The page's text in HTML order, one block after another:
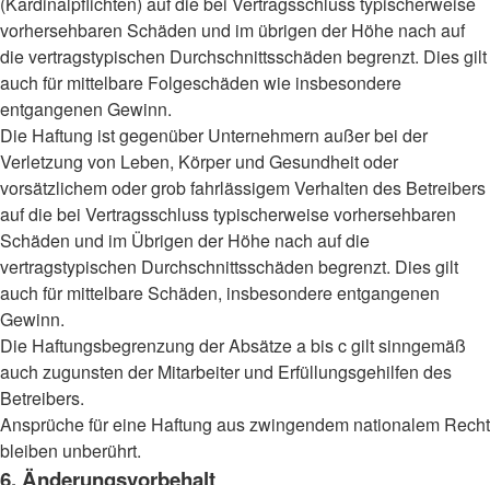
vorhersehbaren Schäden und im übrigen der Höhe nach auf
die vertragstypischen Durchschnittsschäden begrenzt. Dies gilt
auch für mittelbare Folgeschäden wie insbesondere
entgangenen Gewinn.
Die Haftung ist gegenüber Unternehmern außer bei der
Verletzung von Leben, Körper und Gesundheit oder
vorsätzlichem oder grob fahrlässigem Verhalten des Betreibers
auf die bei Vertragsschluss typischerweise vorhersehbaren
Schäden und im Übrigen der Höhe nach auf die
vertragstypischen Durchschnittsschäden begrenzt. Dies gilt
auch für mittelbare Schäden, insbesondere entgangenen
Gewinn.
Die Haftungsbegrenzung der Absätze a bis c gilt sinngemäß
auch zugunsten der Mitarbeiter und Erfüllungsgehilfen des
Betreibers.
Ansprüche für eine Haftung aus zwingendem nationalem Recht
bleiben unberührt.
6. Änderungsvorbehalt